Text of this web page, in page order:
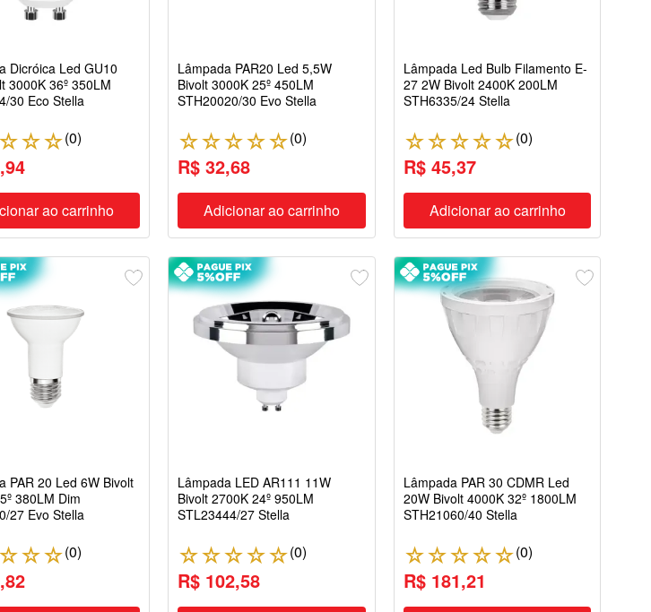
Dicróica Led GU10
3000K 36º 350LM
30 Eco Stella
☆☆☆(0)
ao carrinho
Lâmpada PAR20 Led 5,5W
Bivolt 3000K 25º 450LM
STH20020/30 Evo Stella
☆☆☆☆☆(0)
R$ 32,68
Adicionar ao carrinho
Lâmpada Led Bulb Filamento E-
27 2W Bivolt 2400K 200LM
STH6335/24 Stella
☆☆☆☆☆(0)
R$ 45,37
Adicionar ao carrinho
PAR 20 Led 6W Bivolt
380LM Dim
27 Evo Stella
☆☆☆(0)
Lâmpada LED AR111 11W
Bivolt 2700K 24º 950LM
STL23444/27 Stella
☆☆☆☆☆(0)
R$ 102,58
Lâmpada PAR 30 CDMR Led
20W Bivolt 4000K 32º 1800LM
STH21060/40 Stella
☆☆☆☆☆(0)
R$ 181,21